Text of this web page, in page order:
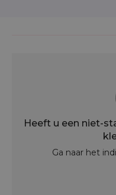
Heeft u een niet-
Ga naar het